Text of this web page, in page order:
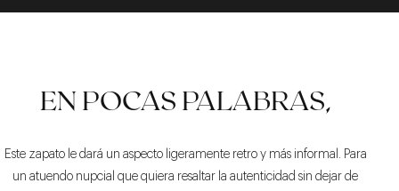
EN POCAS PALABRAS,
Este zapato le dará un aspecto ligeramente retro y más informal. Para
un atuendo nupcial que quiera resaltar la autenticidad sin dejar de